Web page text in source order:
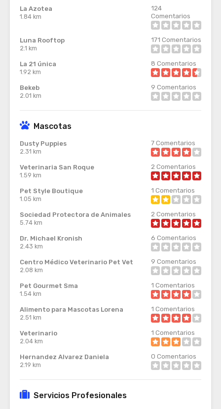
La Azotea
1.84 km
124
Comentarios
Luna Rooftop
2.1 km
171 Comentarios
La 21 única
1.92 km
8 Comentarios
Bekeb
2.01 km
9 Comentarios
Mascotas
Dusty Puppies
2.31 km
7Comentarios
Veterinaria San Roque
1.59 km
2 Comentarios
Pet Style Boutique
1.05 km
1 Comentarios
Sociedad Protectora de Animales
5.74 km
2 Comentarios
Dr. Michael Kronish
2.43 km
6 Comentarios
Centro Médico Veterinario Pet Vet
2.08 km
9 Comentarios
Pet Gourmet Sma
1.54 km
1 Comentarios
Alimento para Mascotas Lorena
2.51 km
1 Comentarios
Veterinario
2.04 km
1 Comentarios
Hernandez Alvarez Daniela
2.19 km
0 Comentarios
Servicios Profesionales